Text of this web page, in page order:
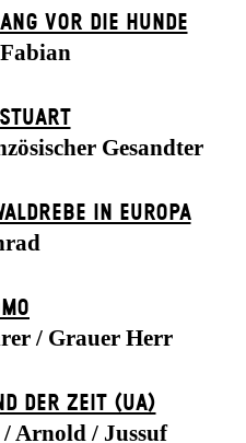
VOR DIE HUNDE
Gesandter
IN EUROPA
/ Grauer Herr
DER ZEIT (UA)
Arnold / Jussuf